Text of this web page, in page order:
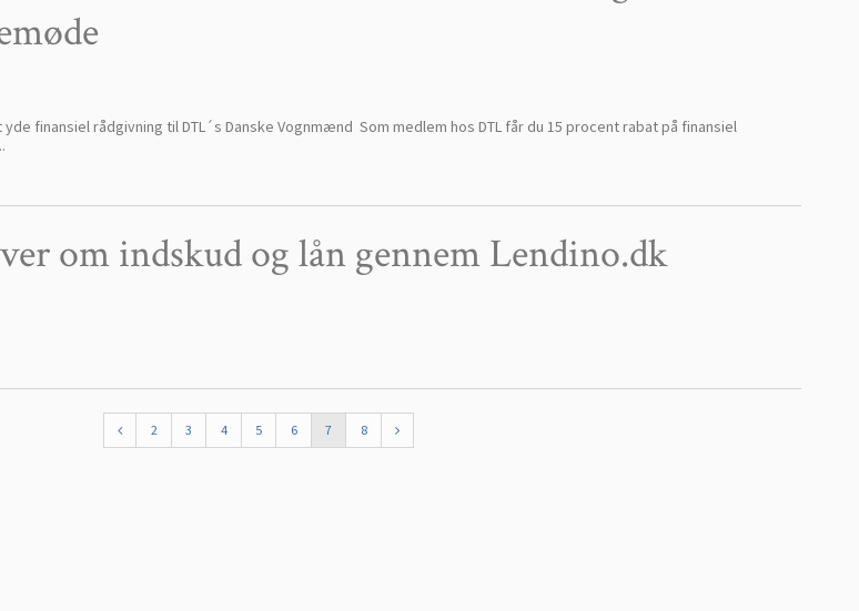
finansiel rådgivning til DTL´s Danske Vognmænd Som medlem hos DTL får du 15 procent rabat på finansiel
om indskud og lån gennem Lendino.dk
2 3 4 5 6 7 8